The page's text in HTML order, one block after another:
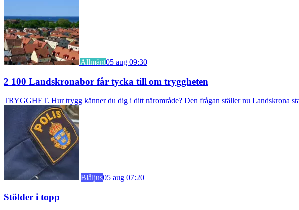
Allmänt05 aug 09:30
2 100 Landskronabor får tycka till om tryggheten
TRYGGHET. Hur trygg känner du dig i ditt närområde? Den frågan ställer nu Landskrona
Blåljus05 aug 07:20
Stölder i topp